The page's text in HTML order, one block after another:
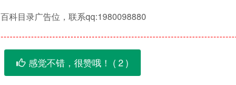
百科目录广告位，联系qq:1980098880
感觉不错，很赞哦！ ( 2)